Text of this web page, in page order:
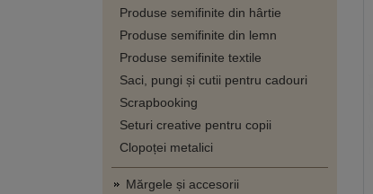
Produse semifinite din hârtie
Produse semifinite din lemn
Produse semifinite textile
Saci, pungi și cutii pentru cadouri
Scrapbooking
Seturi creative pentru copii
Clopoței metalici
Mărgele și accesorii